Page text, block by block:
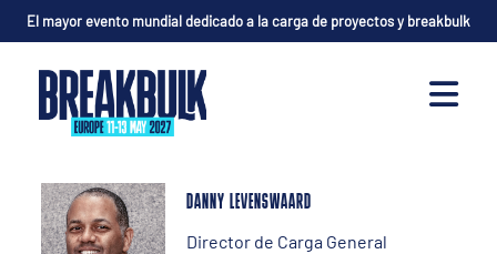
El mayor evento mundial dedicado a la carga de proyectos y breakbulk
DANNY LEVENSWAARD
Director de Carga General